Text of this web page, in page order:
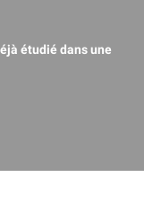
étudié dans une